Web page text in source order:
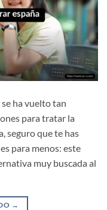
ha vuelto tan
para tratar la
seguro que te has
para menos: este
muy buscada al
→